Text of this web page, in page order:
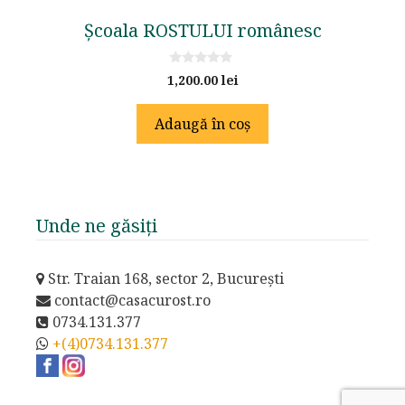
Școala ROSTULUI românesc
0
o
o
f
5
1,200.00lei
Adaugă în coș
Unde ne găsiți
Str. Traian 168, sector 2, București
contact@casacurost.ro
0734.131.377
+(4)0734.131.377